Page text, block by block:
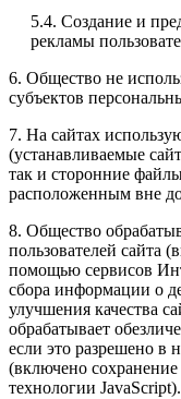
5.4. Создание и
рекламы
6. Общество не
субъектов
7. На сайтах
(устанавливаемые
так и сторонние
расположенным вне
8. Общество
пользователей сайта
помощью сервисов
сбора информации о
улучшения качества
обрабатывает
если это разрешено в
(включено
технологии JavaScript).